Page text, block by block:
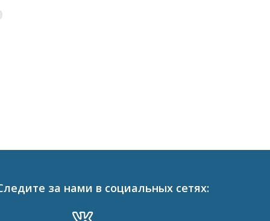
за нами в социальных сетях: